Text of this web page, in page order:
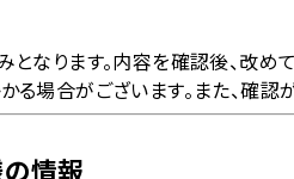
となります。内容を確認後、改
る場合がございます。また、確
情報